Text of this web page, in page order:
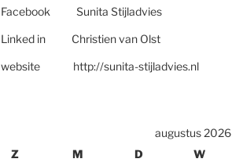
Facebook Sunita Stijladvies
Linked in Christien van Olst
website http://sunita-stijladvies.nl
augustus 2026
Z
M D W